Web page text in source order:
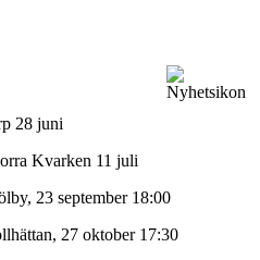
28 juni
Kvarken 11 juli
23 september 18:00
27 oktober 17:30